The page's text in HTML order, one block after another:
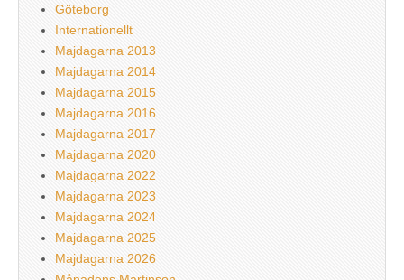
Göteborg
Internationellt
Majdagarna 2013
Majdagarna 2014
Majdagarna 2015
Majdagarna 2016
Majdagarna 2017
Majdagarna 2020
Majdagarna 2022
Majdagarna 2023
Majdagarna 2024
Majdagarna 2025
Majdagarna 2026